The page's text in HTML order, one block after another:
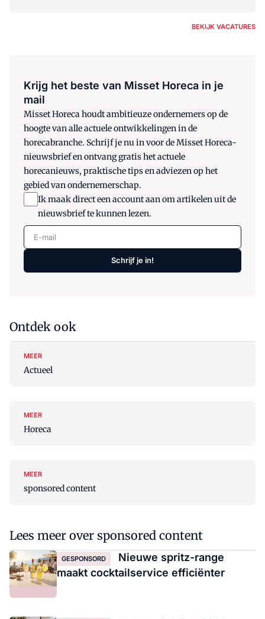
BEKIJK VACATURES
Krijg het beste van Misset Horeca in je
mail
Misset Horeca houdt ambitieuze ondernemers op de
hoogte van alle actuele ontwikkelingen in de
horecabranche. Schrijf je nu in voor de Misset Horeca-
nieuwsbrief en ontvang gratis het actuele
horecanieuws, praktische tips en adviezen op het
gebied van ondernemerschap.
Ik maak direct een account aan om artikelen uit de
nieuwsbrief te kunnen lezen.
E-mail
Schrijf je in!
Ontdek ook
MEER
Actueel
MEER
Horeca
MEER
sponsored content
Lees meer over sponsored content
GESPONSORD
Nieuwe spritz-range
maakt cocktailservice efficiënter